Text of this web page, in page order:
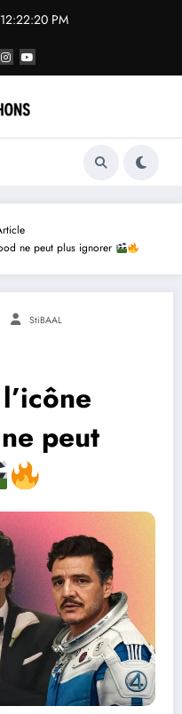
12:22:22 PM
ne peut plus ignorer
StiBAAL
peut